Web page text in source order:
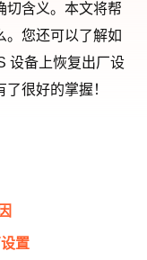
切含义。本文将帮
。您还可以了解如
设备上恢复出厂设
很好的掌握！
置